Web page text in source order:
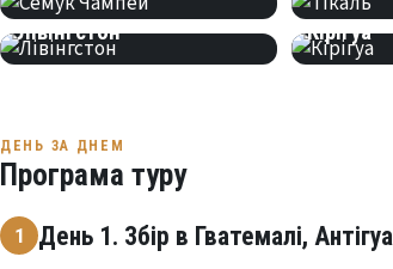
МІСТО
Лівінгстон
ІСТОРІЯ
Кірігуа
ДЕНЬ ЗА ДНЕМ
Програма туру
1 День 1. Збір в Гватемалі, Антігуа